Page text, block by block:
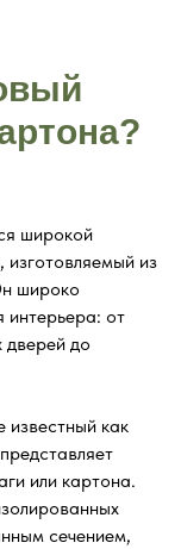
широкой
изготовляемый из
широко
интерьера: от
дверей до
известный как
или картона.
сечением,